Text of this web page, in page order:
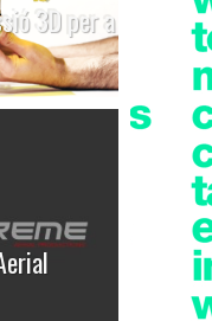
3D per a